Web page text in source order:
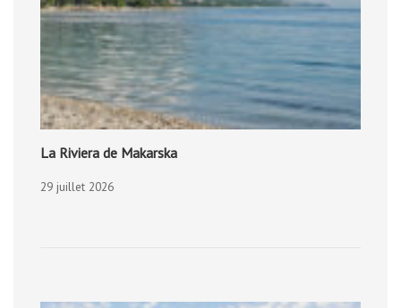
La Riviera de Makarska
29 juillet 2026